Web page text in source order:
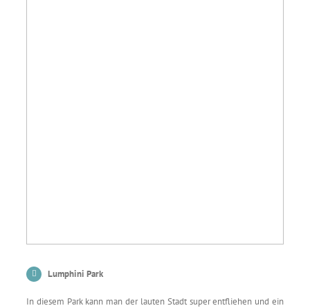
Lumphini Park
In diesem Park kann man der lauten Stadt super entfliehen und ein